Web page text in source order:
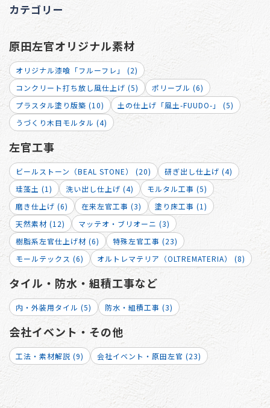
カテゴリー
原田左官オリジナル素材
オリジナル漆喰「フルーフレ」 (2)
コンクリート打ち放し風仕上げ (5)
ポリーブル (6)
プラスタル塗り版築 (10)
土の仕上げ「風土-FUUDO-」 (5)
うづくり木目モルタル (4)
左官工事
ビールストーン（BEAL STONE） (20)
研ぎ出し仕上げ (4)
珪藻土 (1)
洗い出し仕上げ (4)
モルタル工事 (5)
磨き仕上げ (6)
在来左官工事 (3)
塗り床工事 (1)
天然素材 (12)
マッテオ・ブリオーニ (3)
樹脂系左官仕上げ材 (6)
特殊左官工事 (23)
モールテックス (6)
オルトレマテリア（OLTREMATERIA） (8)
タイル・防水・組積工事など
内・外装用タイル (5) 防水・組積工事 (3)
会社イベント・その他
工法・素材解説 (9) 会社イベント・原田左官 (23)